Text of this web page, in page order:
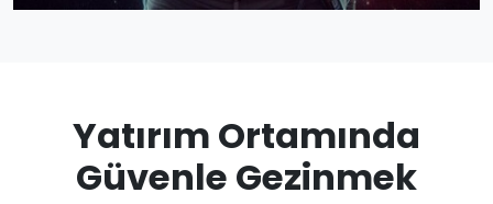
Yatırım Ortamında
Güvenle Gezinmek